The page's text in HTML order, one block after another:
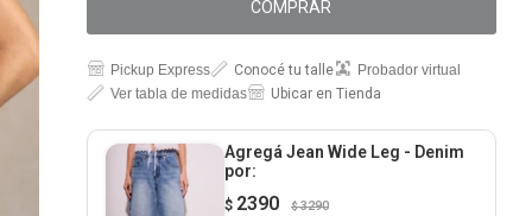
COMPRAR
Pickup Express Conocé tu talle
Probador virtual
Ver tabla de medidas
Ubicar en Tienda
Agregá Jean Wide Leg - Denim
por:
$ 2390 $ 3290